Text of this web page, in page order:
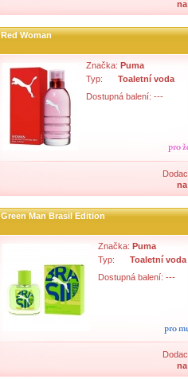
Red Woman
Značka: Puma
Typ:
Toaletní voda
Dostupná balení: ---
Green Man Brasil Edition
Značka: Puma
Typ:
Toaletní voda
Dostupná balení: ---